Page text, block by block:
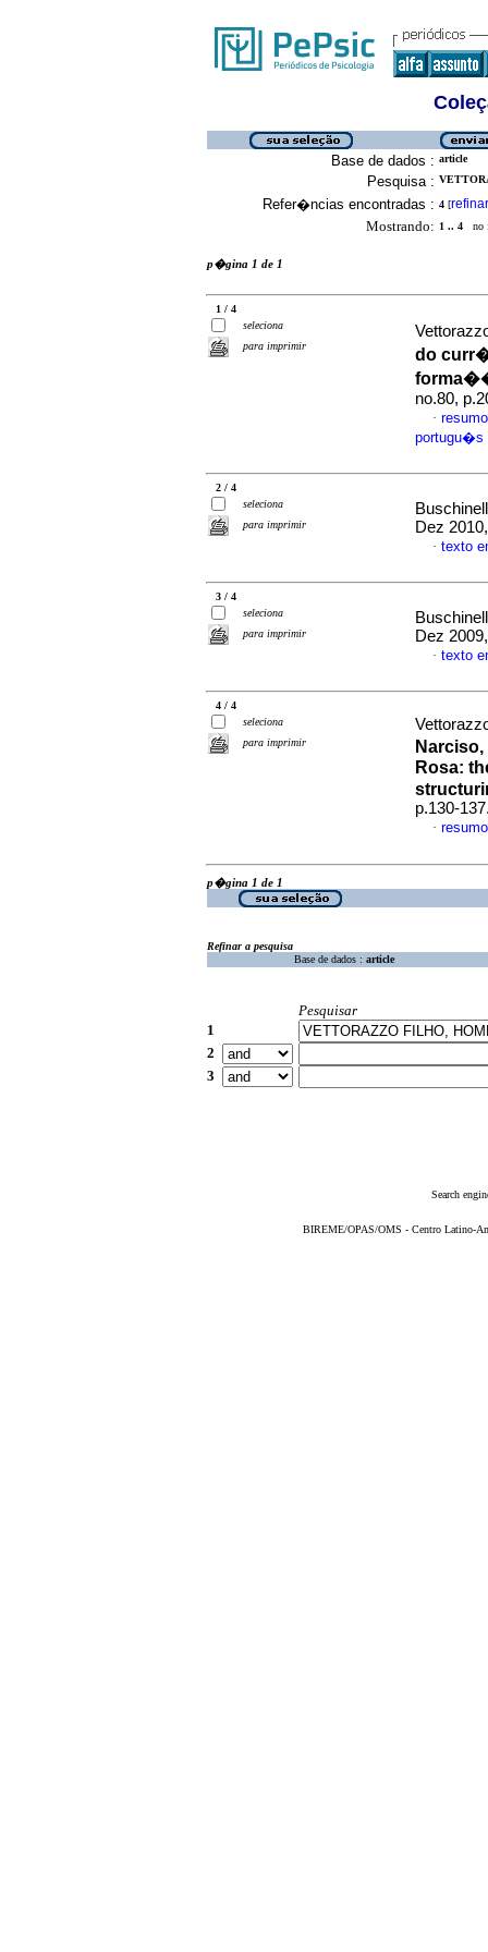
Base de dados : article
Pesquisa :
Refer�ncias encontradas : 4 [refinar
Mostrando: 1 .. 4 no
p�gina 1 de 1
1 / 4
seleciona
para imprimir
do
no.80,
·
portugu�s
2 / 4
seleciona
para imprimir
Dez
· texto
3 / 4
seleciona
para imprimir
Dez
· texto
4 / 4
seleciona
para imprimir
Rosa:
p.130-
·
p�gina 1 de 1
Refinar a pesquisa
Base de dados : article
Pesquisar
1
2
3
Search
BIREME/OPAS/OMS - Centro Latino-